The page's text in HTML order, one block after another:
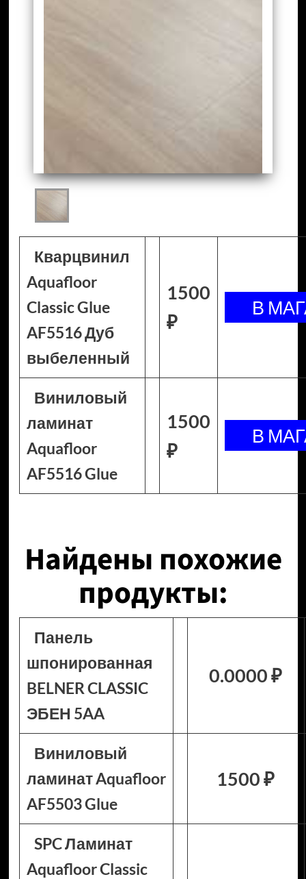
Кварцвинил
Aquafloor
Classic Glue
AF5516 Дуб
выбеленный
1500
₽
Виниловый
ламинат
Aquafloor
AF5516 Glue
1500
₽
Найдены похожие
продукты:
Панель
шпонированная
BELNER CLASSIC
ЭБЕН 5AA
0.0000 ₽
Виниловый
ламинат Aquafloor
AF5503 Glue
1500 ₽
SPC Ламинат
Aquafloor Classic